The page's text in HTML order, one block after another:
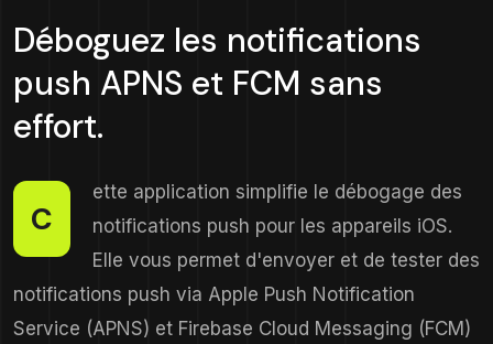
Déboguez les notifications
push APNS et FCM sans
effort.
C
ette application simplifie le débogage des
notifications push pour les appareils iOS.
Elle vous permet d'envoyer et de tester des
notifications push via Apple Push Notification
Service (APNS) et Firebase Cloud Messaging (FCM)